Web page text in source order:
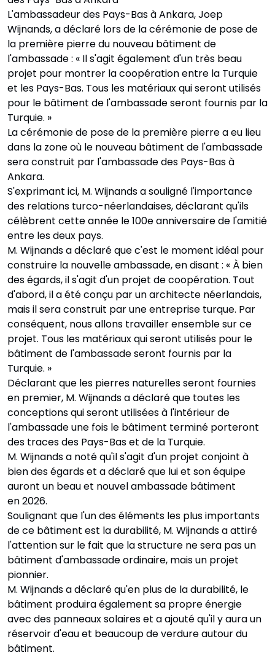
L'ambassadeur des Pays-Bas à Ankara, Joep
Wijnands, a déclaré lors de la cérémonie de pose de
la première pierre du nouveau bâtiment de
l'ambassade : « Il s'agit également d'un très beau
projet pour montrer la coopération entre la Turquie
et les Pays-Bas. Tous les matériaux qui seront utilisés
pour le bâtiment de l'ambassade seront fournis par la
Turquie. »
La cérémonie de pose de la première pierre a eu lieu
dans la zone où le nouveau bâtiment de l'ambassade
sera construit par l'ambassade des Pays-Bas à
Ankara.
S'exprimant ici, M. Wijnands a souligné l'importance
des relations turco-néerlandaises, déclarant qu'ils
célèbrent cette année le 100e anniversaire de l'amitié
entre les deux pays.
M. Wijnands a déclaré que c'est le moment idéal pour
construire la nouvelle ambassade, en disant : « À bien
des égards, il s'agit d'un projet de coopération. Tout
d'abord, il a été conçu par un architecte néerlandais,
mais il sera construit par une entreprise turque. Par
conséquent, nous allons travailler ensemble sur ce
projet. Tous les matériaux qui seront utilisés pour le
bâtiment de l'ambassade seront fournis par la
Turquie. »
Déclarant que les pierres naturelles seront fournies
en premier, M. Wijnands a déclaré que toutes les
conceptions qui seront utilisées à l'intérieur de
l'ambassade une fois le bâtiment terminé porteront
des traces des Pays-Bas et de la Turquie.
M. Wijnands a noté qu'il s'agit d'un projet conjoint à
bien des égards et a déclaré que lui et son équipe
auront un beau et nouvel ambassade bâtiment
en 2026.
Soulignant que l'un des éléments les plus importants
de ce bâtiment est la durabilité, M. Wijnands a attiré
l'attention sur le fait que la structure ne sera pas un
bâtiment d'ambassade ordinaire, mais un projet
pionnier.
M. Wijnands a déclaré qu'en plus de la durabilité, le
bâtiment produira également sa propre énergie
avec des panneaux solaires et a ajouté qu'il y aura un
réservoir d'eau et beaucoup de verdure autour du
bâtiment.